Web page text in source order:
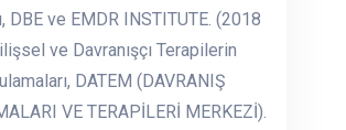
DBE ve EMDR INSTITUTE. (2018
ve Davranışçı Terapilerin
DATEM (DAVRANIŞ
VE TERAPİLERİ MERKEZİ).